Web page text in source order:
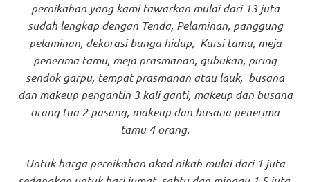
pernikahan yang kami tawarkan mulai dari 13 juta
sudah lengkap dengan Tenda, Pelaminan, panggung
pelaminan, dekorasi bunga hidup, Kursi tamu, meja
penerima tamu, meja prasmanan, gubukan, piring
sendok garpu, tempat prasmanan atau lauk, busana
dan makeup pengantin 3 kali ganti, makeup dan busana
orang tua 2 pasang, makeup dan busana penerima
tamu 4 orang.
Untuk harga pernikahan akad nikah mulai dari 1 juta